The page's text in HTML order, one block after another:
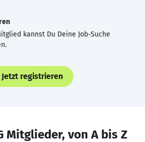
kannst Du Deine Job-Suche
Jetzt registrieren
Mitglieder, von A bis Z